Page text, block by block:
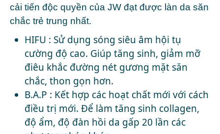
cải tiến độc quyền của JW đạt được làn da săn
chắc trẻ trung nhất.
HIFU : Sử dụng sóng siêu âm hội tụ
cường độ cao. Giúp tăng sinh, giảm mỡ
điêu khắc đường nét gương mặt săn
chắc, thon gọn hơn.
B.A.P : Kết hợp các hoạt chất mới với cách
điều trị mới. Để làm tăng sinh collagen,
độ ẩm, độ đàn hồi da gấp 20 lần các